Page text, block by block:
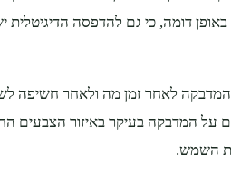
דומה, כי גם להדפסה הדיגיטלית
המדבקה לאחר זמן מה ולאחר חשיפה
על המדבקה בעיקר באיזור הצבעים
השמש.